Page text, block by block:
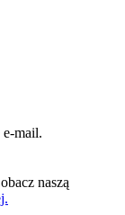
mail.
naszą